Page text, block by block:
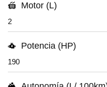
Motor (L)
2
Potencia (HP)
190